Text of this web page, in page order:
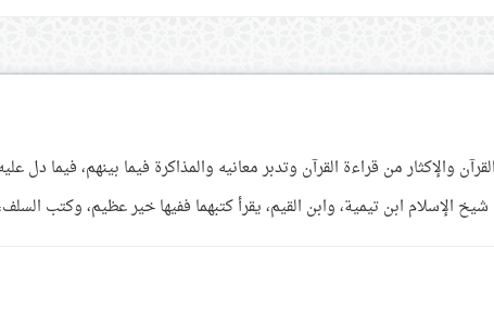
والإكثار من قراءة القرآن وتدبر معانيه والمذاكرة فيما بينهم، فيما دل
الإسلام ابن تيمية، وابن القيم، يقرأ كتبهما ففيها خير عظيم، وكتب